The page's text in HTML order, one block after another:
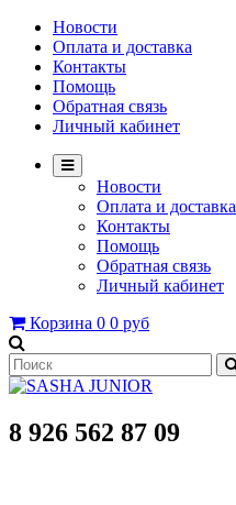
Новости
Оплата и доставка
Контакты
Помощь
Обратная связь
Личный кабинет
Новости
Оплата и доставка
Контакты
Помощь
Обратная связь
Личный кабинет
Корзина 0 0 руб
8 926 562 87 09